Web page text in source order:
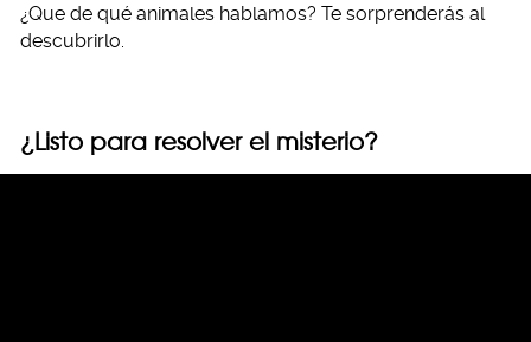
¿Que de qué animales hablamos? Te sorprenderás al
descubrirlo.
¿Listo para resolver el misterio?